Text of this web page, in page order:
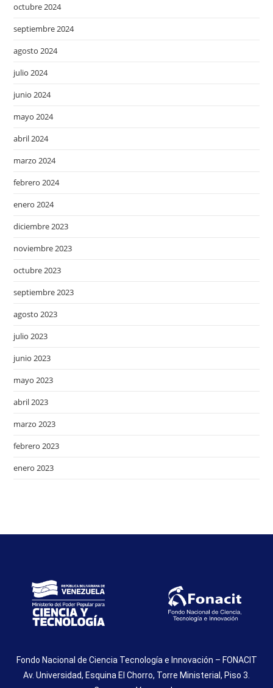
octubre 2024
septiembre 2024
agosto 2024
julio 2024
junio 2024
mayo 2024
abril 2024
marzo 2024
febrero 2024
enero 2024
diciembre 2023
noviembre 2023
octubre 2023
septiembre 2023
agosto 2023
julio 2023
junio 2023
mayo 2023
abril 2023
marzo 2023
febrero 2023
enero 2023
Fondo Nacional de Ciencia Tecnología e Innovación – FONACIT
Av. Universidad, Esquina El Chorro, Torre Ministerial, Piso 3.